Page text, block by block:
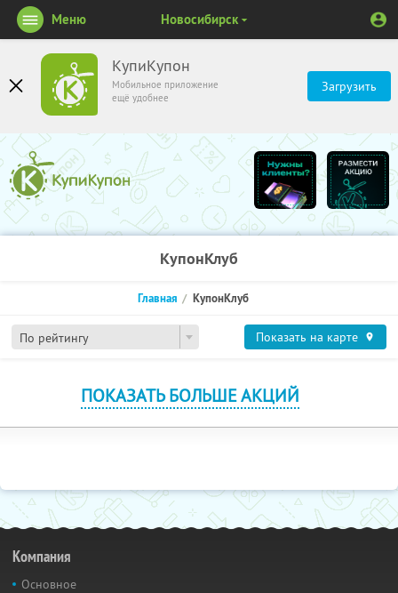
КупиКупон
Мобильное приложение
ещё удобнее
Загрузить
Меню Новосибирск
КупонКлуб
По рейтингу
Главная КупонКлуб
Показать на карте
ПОКАЗАТЬ БОЛЬШЕ АКЦИЙ
Компания
Основное